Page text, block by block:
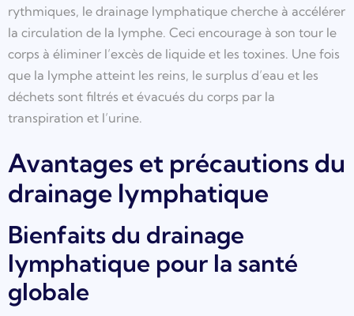
rythmiques, le drainage lymphatique cherche à accélérer
la circulation de la lymphe. Ceci encourage à son tour le
corps à éliminer l’excès de liquide et les toxines. Une fois
que la lymphe atteint les reins, le surplus d’eau et les
déchets sont filtrés et évacués du corps par la
transpiration et l’urine.
Avantages et précautions du
drainage lymphatique
Bienfaits du drainage
lymphatique pour la santé
globale